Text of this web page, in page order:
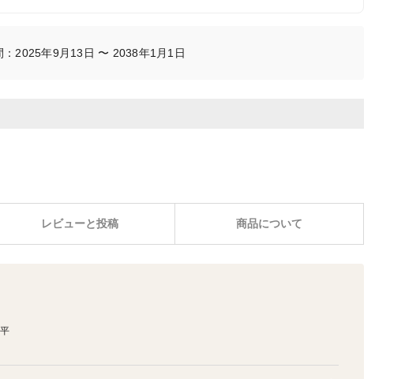
：2025年9月13日 〜 2038年1月1日
レビューと投稿 商品について